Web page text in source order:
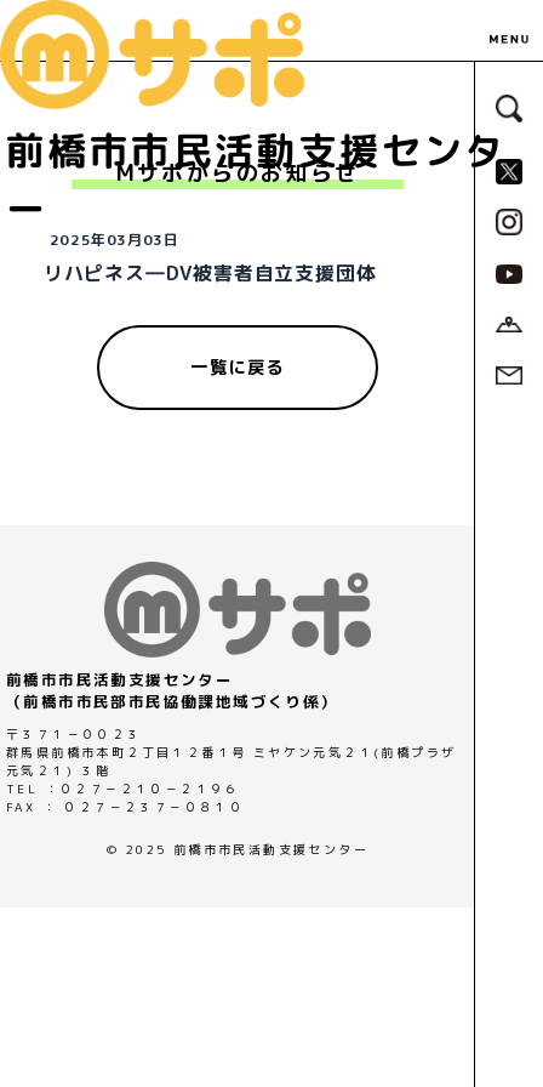
前橋市市民活動支援センタ
ー
サ
Mサポからのお知らせ
2025年03月03日
リハピネス―DV被害者自立支援団体
一覧に戻る
前橋市市民活動支援センター
（前橋市市民部市民協働課地域づくり係）
〒３７１－００２３
群馬県前橋市本町２丁目１２番１号 ミヤケン元気２１(前橋プラザ
元気２１) ３階
TEL ：０２７－２１０－２１９６
FAX ： ０２７－２３７－０８１０
© 2025 前橋市市民活動支援センター